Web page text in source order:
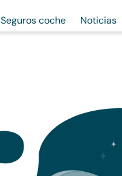
Seguros coche Noticias